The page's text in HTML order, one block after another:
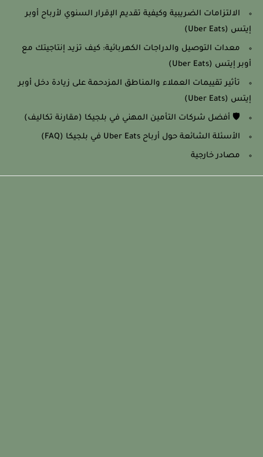
الالتزامات الضريبية وكيفية تقديم الإقرار السنوي لأرباح أوبر
إيتس (Uber Eats)
معدات التوصيل والدراجات الكهربائية: كيف تزيد إنتاجيتك مع
أوبر إيتس (Uber Eats)
تأثير تقييمات العملاء والمناطق المزدحمة على زيادة دخل أوبر
إيتس (Uber Eats)
🛡️ أفضل شركات التأمين المهني في بلجيكا (مقارنة تكاليف)
الأسئلة الشائعة حول أرباح Uber Eats في بلجيكا (FAQ)
مصادر خارجية